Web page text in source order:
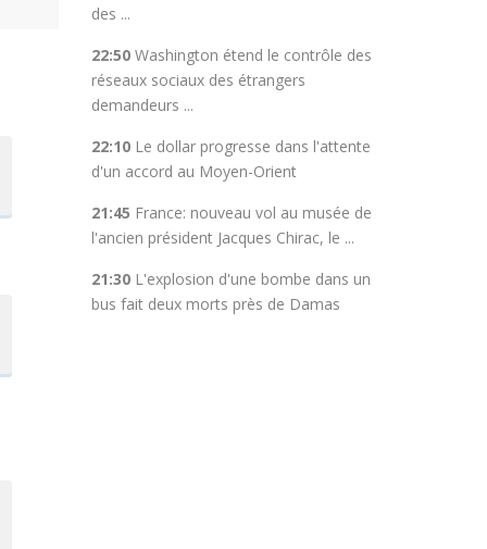
des ...
22:50Washington étend le contrôle des
réseaux sociaux des étrangers
demandeurs ...
22:10Le dollar progresse dans l'attente
d'un accord au Moyen-Orient
21:45 France: nouveau vol au musée de
l'ancien président Jacques Chirac, le ...
21:30L'explosion d'une bombe dans un
bus fait deux morts près de Damas